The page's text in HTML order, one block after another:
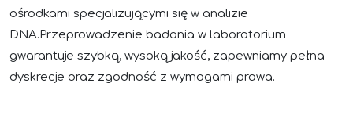
ośrodkami specjalizującymi się w analizie
DNA.Przeprowadzenie badania w laboratorium
gwarantuje szybką, wysoką jakość, zapewniamy pełna
dyskrecje oraz zgodność z wymogami prawa.